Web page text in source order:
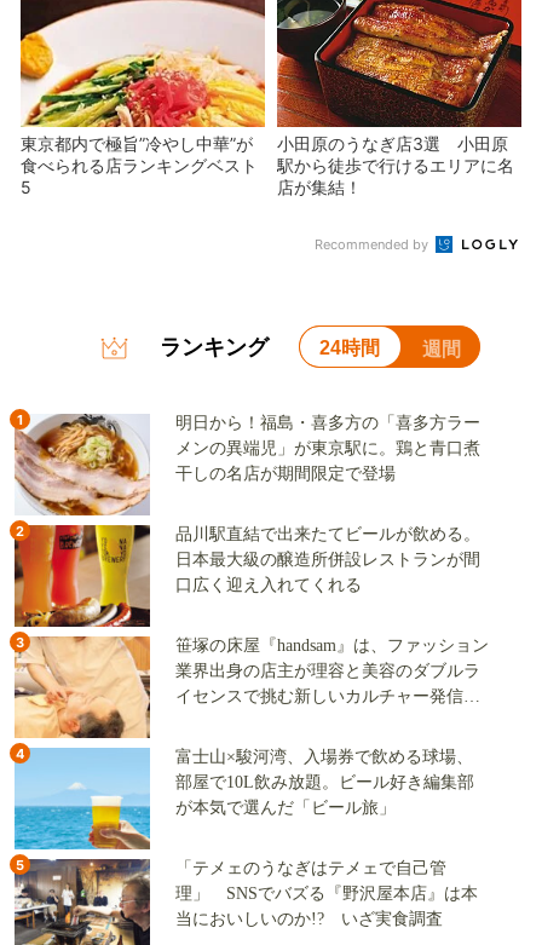
東京都内で極旨”冷やし中華”が
食べられる店ランキングベスト
5
小田原のうなぎ店3選 小田原
駅から徒歩で行けるエリアに名
店が集結！
Recommended by
ランキング 24時間 週間
1
明日から！福島・喜多方の「喜多方ラー
メンの異端児」が東京駅に。鶏と青口煮
干しの名店が期間限定で登場
2
品川駅直結で出来たてビールが飲める。
日本最大級の醸造所併設レストランが間
口広く迎え入れてくれる
3
笹塚の床屋『handsam』は、ファッション
業界出身の店主が理容と美容のダブルラ
イセンスで挑む新しいカルチャー発信基
4
富士山×駿河湾、入場券で飲める球場、
部屋で10L飲み放題。ビール好き編集部
が本気で選んだ「ビール旅」
5
「テメェのうなぎはテメェで自己管
理」 SNSでバズる『野沢屋本店』は本
当においしいのか!? いざ実食調査